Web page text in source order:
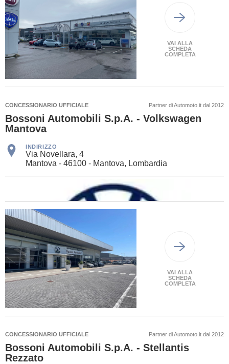
VAI ALLA
SCHEDA
COMPLETA
CONCESSIONARIO UFFICIALE Partner di Automoto.it dal 2012
Bossoni Automobili S.p.A. - Volkswagen
Mantova
INDIRIZZO
Via Novellara, 4
Mantova - 46100 - Mantova, Lombardia
VAI ALLA
SCHEDA
COMPLETA
CONCESSIONARIO UFFICIALE Partner di Automoto.it dal 2012
Bossoni Automobili S.p.A. - Stellantis
Rezzato